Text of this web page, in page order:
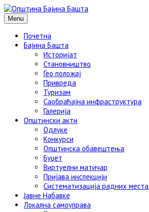
Menu
Почетна
Бајина Башта
Историјат
Становништво
Гео положај
Привреда
Туризам
Саобраћајна инфраструктура
Галерија
Општински акти
Одлуке
Конкурси
Општинска обавештења
Буџет
Виртуелни матичар
Пријава инспекцији
Систематизација радних места
Јавне Набавке
Локална самоуправа